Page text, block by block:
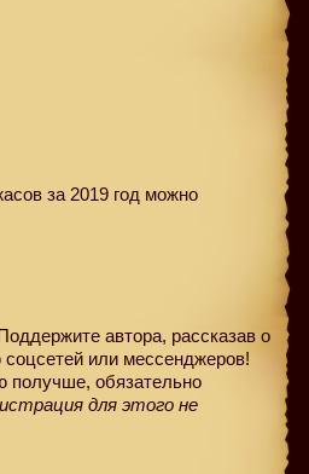
за 2019 год можно
автора, рассказав о
или мессенджеров!
получше, обязательно
для этого не